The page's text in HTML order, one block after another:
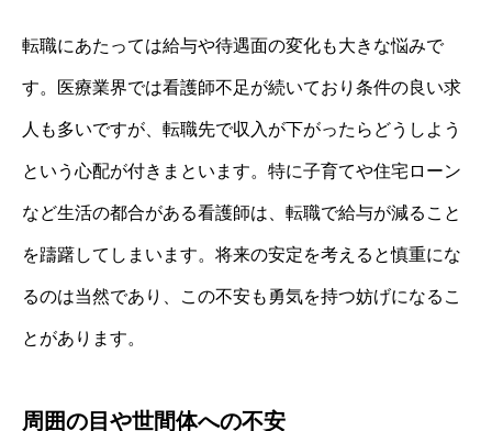
転職にあたっては給与や待遇面の変化も大きな悩みで
す。医療業界では看護師不足が続いており条件の良い求
人も多いですが、転職先で収入が下がったらどうしよう
という心配が付きまといます。特に子育てや住宅ローン
など生活の都合がある看護師は、転職で給与が減ること
を躊躇してしまいます。将来の安定を考えると慎重にな
るのは当然であり、この不安も勇気を持つ妨げになるこ
とがあります。
周囲の目や世間体への不安